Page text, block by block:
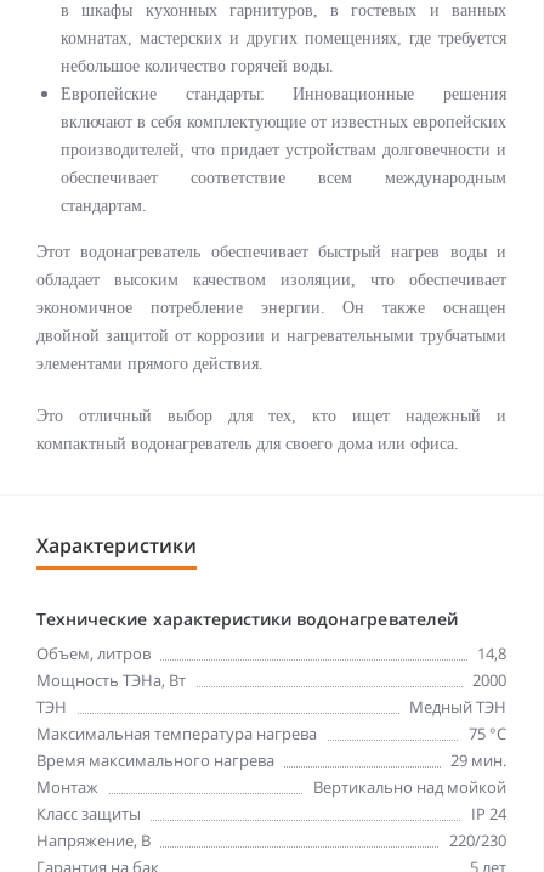
в шкафы кухонных гарнитуров, в гостевых и ванных
комнатах, мастерских и других помещениях, где требуется
небольшое количество горячей воды.
Европейские стандарты: Инновационные решения
включают в себя комплектующие от известных европейских
производителей, что придает устройствам долговечности и
обеспечивает соответствие всем международным
стандартам.
Этот водонагреватель обеспечивает быстрый нагрев воды и
обладает высоким качеством изоляции, что обеспечивает
экономичное потребление энергии. Он также оснащен
двойной защитой от коррозии и нагревательными трубчатыми
элементами прямого действия.
Это отличный выбор для тех, кто ищет надежный и
компактный водонагреватель для своего дома или офиса.
Характеристики
Технические характеристики водонагревателей
Объем, литров
14,8
Мощность ТЭНа, Вт
2000
ТЭН
Медный ТЭН
Максимальная температура нагрева
75 °С
Время максимального нагрева
29 мин.
Монтаж
Вертикально над мойкой
Класс защиты
IP 24
Напряжение, В
220/230
Гарантия на бак
5 лет